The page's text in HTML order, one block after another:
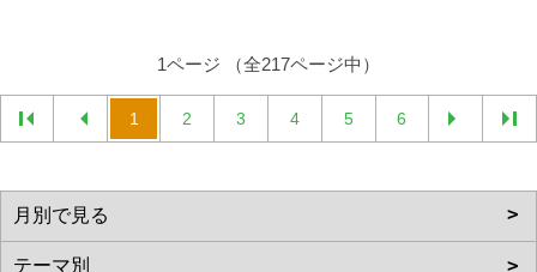
1ページ （全217ページ中）
1 2 3 4 5 6